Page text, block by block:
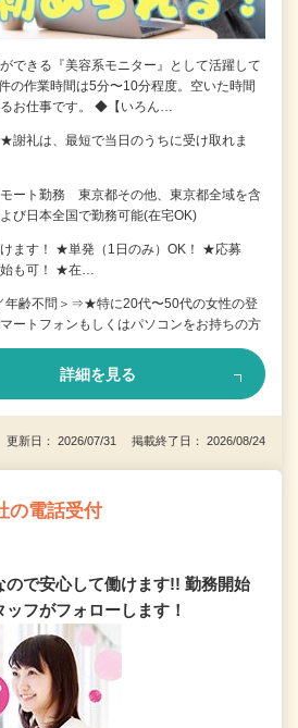
できる『美容系モニター』として活躍して
の作業時間は5分〜10分程度。空いた時間
るお仕事です。 ◆【いろん…
礼は、最短で当日のうちに受け取れま
ート勤務 東京都その他、東京都全域を含
び日本全国で勤務可能(在宅OK)
ます！ ★単発（1日のみ）OK！ ★応募
始も可！ ★在…
年齢不問＞⇒★特に20代〜50代の女性の登
トフォンもしくはパソコンをお持ちの方
詳細を見る
更新日： 2026/07/31 掲載終了日： 2026/08/24
の電話受付
ので安心して働けます!! 勤務開始
フがフォローします！